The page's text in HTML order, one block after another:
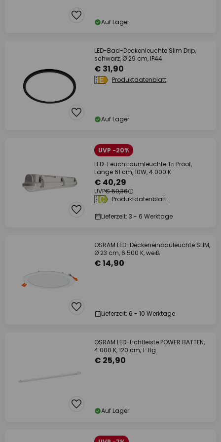
Auf Lager
LED-Bad-Deckenleuchte Slim Drip,
schwarz, Ø 29 cm, IP44
€ 31,90
Produktdatenblatt
Auf Lager
UVP -20%
LED-Feuchtraumleuchte Tri Proof,
Länge 61 cm, 10W, 4.000 K
€ 40,29
UVP€ 50,36
Produktdatenblatt
Lieferzeit: 3 - 6 Werktage
OSRAM LED-Deckeneinbauleuchte SLIM,
Ø 23 cm, 6.500 K, weiß
€ 14,90
Lieferzeit: 6 - 10 Werktage
OSRAM LED-Lichtleiste POWER BATTEN,
4.000 K, 120 cm, 1-flg.
€ 25,90
Auf Lager